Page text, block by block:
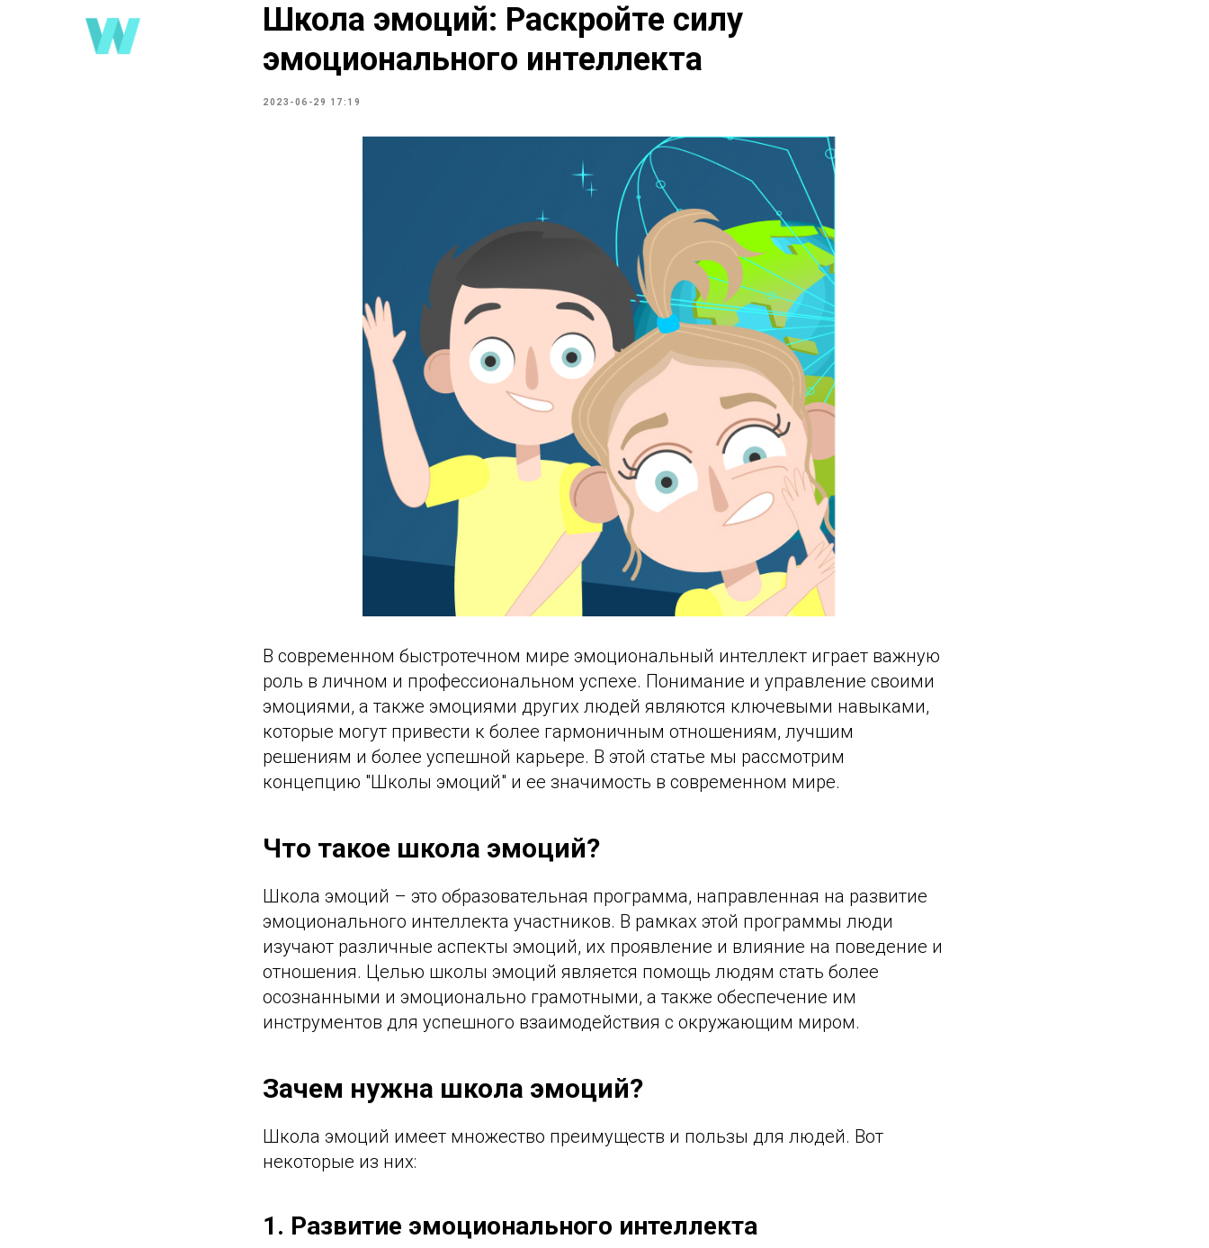
Школа эмоций: Раскройте силу
эмоционального интеллекта
2023-06-29 17:19
В современном быстротечном мире эмоциональный интеллект играет важную
роль в личном и профессиональном успехе. Понимание и управление своими
эмоциями, а также эмоциями других людей являются ключевыми навыками,
которые могут привести к более гармоничным отношениям, лучшим
решениям и более успешной карьере. В этой статье мы рассмотрим
концепцию "Школы эмоций" и ее значимость в современном мире.
Что такое школа эмоций?
Школа эмоций – это образовательная программа, направленная на развитие
эмоционального интеллекта участников. В рамках этой программы люди
изучают различные аспекты эмоций, их проявление и влияние на поведение и
отношения. Целью школы эмоций является помощь людям стать более
осознанными и эмоционально грамотными, а также обеспечение им
инструментов для успешного взаимодействия с окружающим миром.
Зачем нужна школа эмоций?
Школа эмоций имеет множество преимуществ и пользы для людей. Вот
некоторые из них:
1. Развитие эмоционального интеллекта